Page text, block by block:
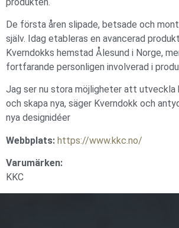
De första åren slipade, betsade och
själv. Idag etableras en avancerad
Kverndokks hemstad Ålesund i Norge,
fortfarande personligen involverad i
Jag ser nu stora möjligheter att utveckla
och skapa nya, säger Kverndokk och
nya designidéer
Webbplats: https://www.kkc.no/
Varumärken:
KKC